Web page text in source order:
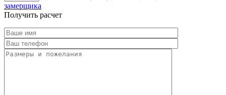
замерщика
Получить расчет